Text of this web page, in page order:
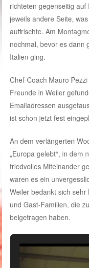
richteten gegenseitig
jeweils andere Seite,
auffrischte. Am
nochmal, bevor es dann
Italien ging.
Chef-Coach Mauro
Freunde in Weiler
Emailadressen
ist schon jetzt fest
An dem verlängerten
„Europa gelebt“, in dem
friedvolles Miteinander
waren es ein
Weiler bedankt sich
und Gast-Familien, die
beigetragen haben.